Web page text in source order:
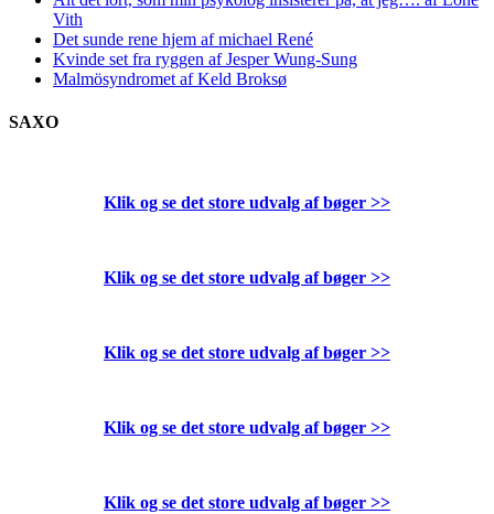
Vith
Det sunde rene hjem af michael René
Kvinde set fra ryggen af Jesper Wung-Sung
Malmösyndromet af Keld Broksø
SAXO
Klik og se det store udvalg af bøger >>
Klik og se det store udvalg af bøger >>
Klik og se det store udvalg af bøger >>
Klik og se det store udvalg af bøger >>
Klik og se det store udvalg af bøger >>